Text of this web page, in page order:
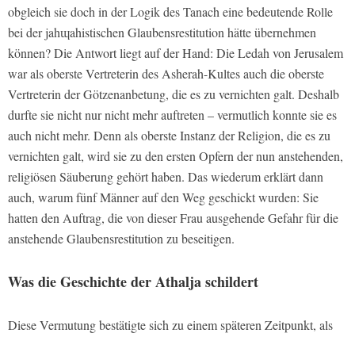
obgleich sie doch in der Logik des Tanach eine bedeutende Rolle
bei der jahɰahistischen Glaubensrestitution hätte übernehmen
können? Die Antwort liegt auf der Hand: Die Ledah von Jerusalem
war als oberste Vertreterin des Asherah-Kultes auch die oberste
Vertreterin der Götzenanbetung, die es zu vernichten galt. Deshalb
durfte sie nicht nur nicht mehr auftreten – vermutlich konnte sie es
auch nicht mehr. Denn als oberste Instanz der Religion, die es zu
vernichten galt, wird sie zu den ersten Opfern der nun anstehenden,
religiösen Säuberung gehört haben. Das wiederum erklärt dann
auch, warum fünf Männer auf den Weg geschickt wurden: Sie
hatten den Auftrag, die von dieser Frau ausgehende Gefahr für die
anstehende Glaubensrestitution zu beseitigen.
Was die Geschichte der Athalja schildert
Diese Vermutung bestätigte sich zu einem späteren Zeitpunkt, als